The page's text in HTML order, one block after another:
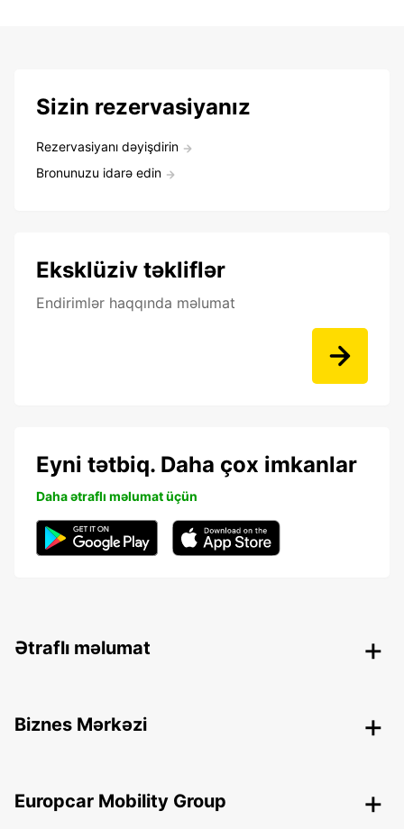
Sizin rezervasiyanız
Rezervasiyanı dəyişdirin
Bronunuzu idarə edin
Eksklüziv təkliflər
Endirimlər haqqında məlumat
Eyni tətbiq. Daha çox imkanlar
Daha ətraflı məlumat üçün
Ətraflı məlumat
Biznes Mərkəzi
Europcar Mobility Group